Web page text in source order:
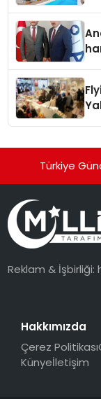
Türkiye
Reklam & İşbirliği:
Hakkımızda
Çerez Politikası
Künyeİletişim